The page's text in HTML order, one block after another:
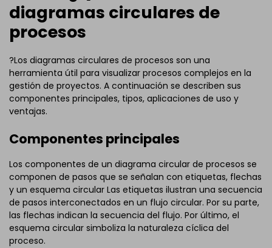
diagramas circulares de
procesos
?Los diagramas circulares de procesos son una
herramienta útil para visualizar procesos complejos en la
gestión de proyectos. A continuación se describen sus
componentes principales, tipos, aplicaciones de uso y
ventajas.
Componentes principales
Los componentes de un diagrama circular de procesos se
componen de pasos que se señalan con etiquetas, flechas
y un esquema circular Las etiquetas ilustran una secuencia
de pasos interconectados en un flujo circular. Por su parte,
las flechas indican la secuencia del flujo. Por último, el
esquema circular simboliza la naturaleza cíclica del
proceso.